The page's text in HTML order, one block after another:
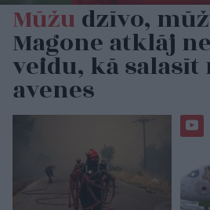
Mūžudzīvo,
Magone atklāj
veidu, kā salasīt
avenes